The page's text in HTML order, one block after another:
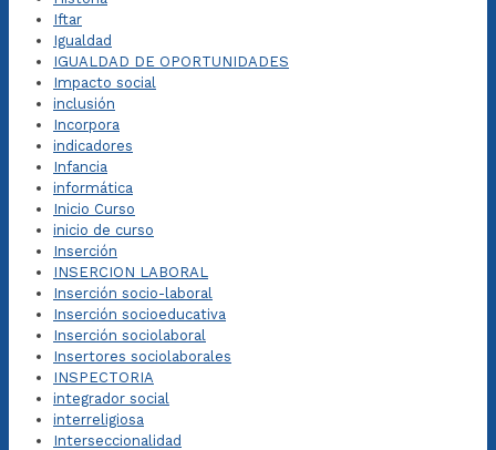
Iftar
Igualdad
IGUALDAD DE OPORTUNIDADES
Impacto social
inclusión
Incorpora
indicadores
Infancia
informática
Inicio Curso
inicio de curso
Inserción
INSERCION LABORAL
Inserción socio-laboral
Inserción socioeducativa
Inserción sociolaboral
Insertores sociolaborales
INSPECTORIA
integrador social
interreligiosa
Interseccionalidad